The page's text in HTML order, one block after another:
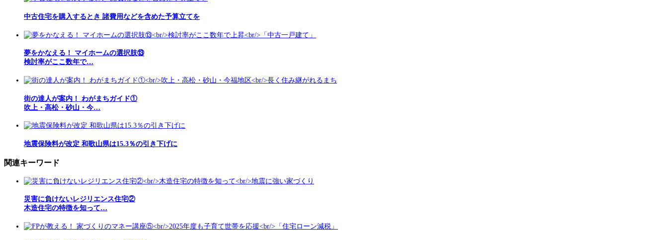
中古住宅を購入するとき 諸費用などを含めた予算立てを
夢をかなえる！ マイホームの選択肢⑬
検討率がここ数年で…
街の達人が案内！ わがまちガイド①
吹上・高松・砂山・今…
地震保険料が改定 和歌山県は15.3％の引き下げに
関連キーワード
災害に負けないレジリエンス住宅②
木造住宅の特徴を知って…